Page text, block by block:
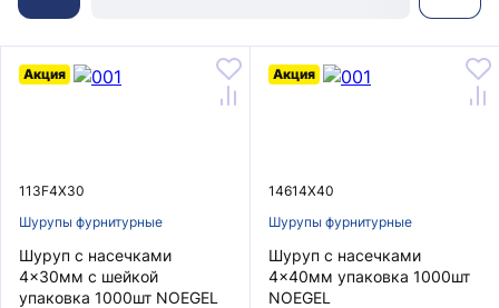
113F4X30
Шурупы фурнитурные
Акция
Шуруп с насечками
4x30мм с шейкой
упаковка 1000шт NOEGEL
14614X40
Шурупы фурнитурные
Акция
Шуруп с насечками
4x40мм упаковка 1000шт
NOEGEL